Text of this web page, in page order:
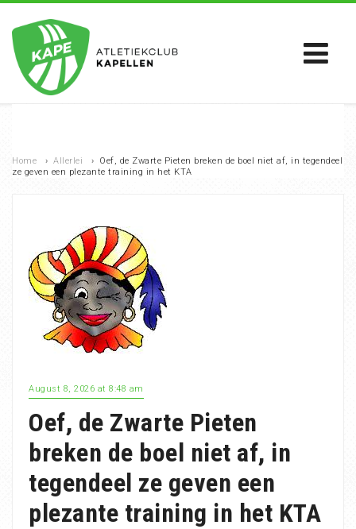
Home › Allerlei › Oef, de Zwarte Pieten breken de boel niet af, in tegendeel
ze geven een plezante training in het KTA
August 8, 2026 at 8:48 am
Oef, de Zwarte Pieten
breken de boel niet af, in
tegendeel ze geven een
plezante training in het KTA